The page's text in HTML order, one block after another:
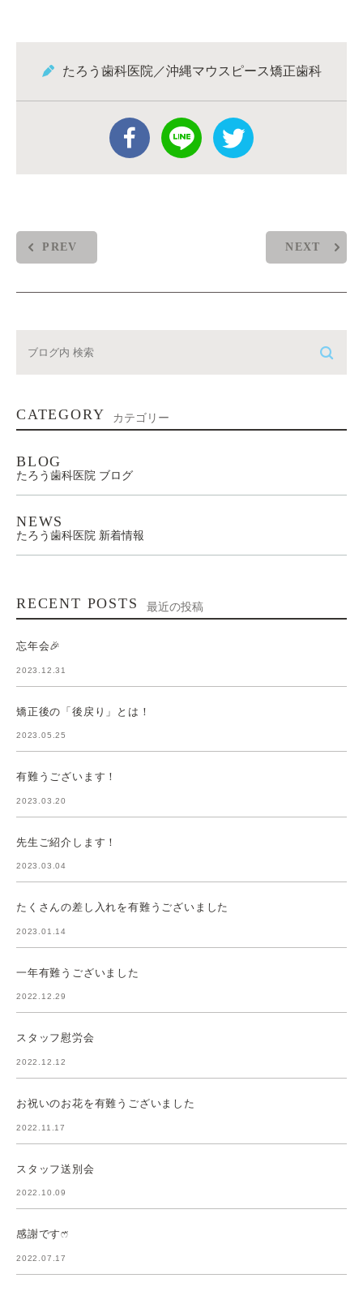
たろう歯科医院／沖縄マウスピース矯正歯科
PREV NEXT
CATEGORY カテゴリー
BLOG
たろう歯科医院 ブログ
NEWS
たろう歯科医院 新着情報
RECENT POSTS 最近の投稿
忘年会🎉
2023.12.31
矯正後の「後戻り」とは！
2023.05.25
有難うございます！
2023.03.20
先生ご紹介します！
2023.03.04
たくさんの差し入れを有難うございました
2023.01.14
一年有難うございました
2022.12.29
スタッフ慰労会
2022.12.12
お祝いのお花を有難うございました
2022.11.17
スタッフ送別会
2022.10.09
感謝ですෆ̈
2022.07.17